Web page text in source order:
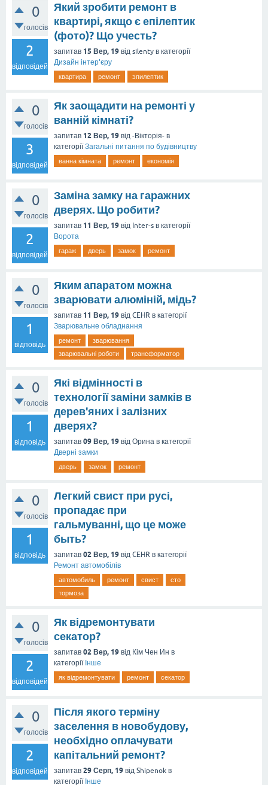
0
голосів
2
відповідей
Який зробити ремонт в
квартирі, якщо є епілептик
(фото)? Що учесть?
запитав 15 Вер, 19 від silenty в категорії
Дизайн інтер'єру
квартира ремонт эпилептик
0
голосів
3
відповідей
Як заощадити на ремонті у
ванній кімнаті?
запитав 12 Вер, 19 від -Вікторія- в
категоріїЗагальні питання по будівництву
ванна кімната ремонт економія
0
голосів
2
відповідей
Заміна замку на гаражних
дверях. Що робити?
запитав 11 Вер, 19 від Inter-s в категорії
Ворота
гараж дверь замок ремонт
0
голосів
1
відповідь
Яким апаратом можна
зварювати алюміній, мідь?
запитав 11 Вер, 19 від CEHR в категорії
Зварювальне обладнання
ремонт
зварювання
зварювальні роботи
трансформатор
0
голосів
1
відповідь
Які відмінності в
технології заміни замків в
дерев'яних і залізних
дверях?
запитав 09 Вер, 19 від Орина в категорії
Дверні замки
дверь замок ремонт
0
голосів
1
відповідь
Легкий свист при русі,
пропадає при
гальмуванні, що це може
быть?
запитав 02 Вер, 19 від CEHR в категорії
Ремонт автомобілів
автомобиль ремонт свист
сто
тормоза
0
голосів
2
відповідей
Як відремонтувати
секатор?
запитав 02 Вер, 19 від Кім Чен Ин в
категорії Інше
як відремонтувати ремонт секатор
0
голосів
2
відповідей
Після якого терміну
заселення в новобудову,
необхідно оплачувати
капітальний ремонт?
запитав 29 Серп, 19 від Shipenok в
категорії Інше